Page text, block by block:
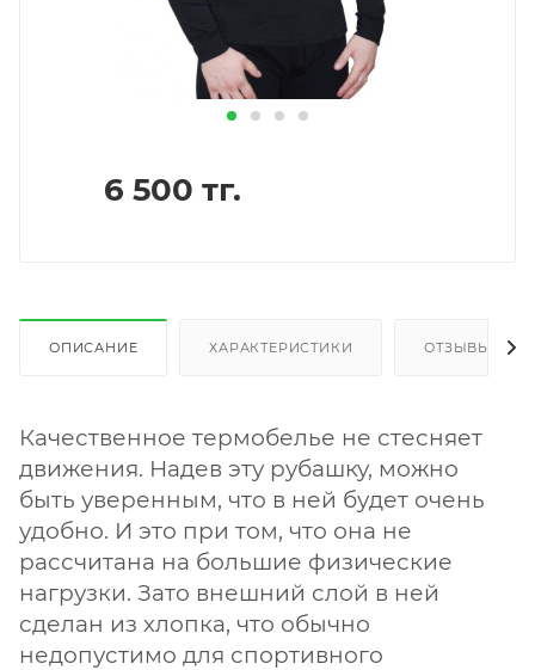
6 500 тг.
ОПИСАНИЕ ХАРАКТЕРИСТИКИ ОТЗЫВЫ
Качественное термобелье не стесняет
движения. Надев эту рубашку, можно
быть уверенным, что в ней будет очень
удобно. И это при том, что она не
рассчитана на большие физические
нагрузки. Зато внешний слой в ней
сделан из хлопка, что обычно
недопустимо для спортивного